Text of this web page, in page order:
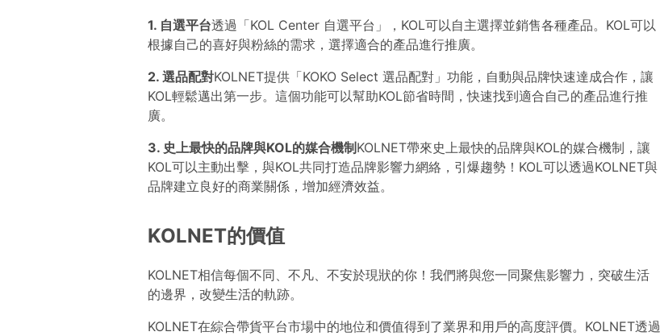
1. 自選平台透過「KOL Center 自選平台」，KOL可以自主選擇並銷售各種產品。KOL可以
根據自己的喜好與粉絲的需求，選擇適合的產品進行推廣。
2. 選品配對KOLNET提供「KOKO Select 選品配對」功能，自動與品牌快速達成合作，讓
KOL輕鬆邁出第一步。這個功能可以幫助KOL節省時間，快速找到適合自己的產品進行推
廣。
3. 史上最快的品牌與KOL的媒合機制KOLNET帶來史上最快的品牌與KOL的媒合機制，讓
KOL可以主動出擊，與KOL共同打造品牌影響力網絡，引爆趨勢！KOL可以透過KOLNET與
品牌建立良好的商業關係，增加經濟效益。
KOLNET的價值
KOLNET相信每個不同、不凡、不安於現狀的你！我們將與您一同聚焦影響力，突破生活
的邊界，改變生活的軌跡。
KOLNET在綜合帶貨平台市場中的地位和價值得到了業界和用戶的高度評價。KOLNET透過